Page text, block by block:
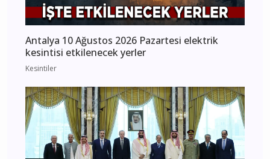
Antalya 10 Ağustos 2026 Pazartesi elektrik
kesintisi etkilenecek yerler
Kesintiler